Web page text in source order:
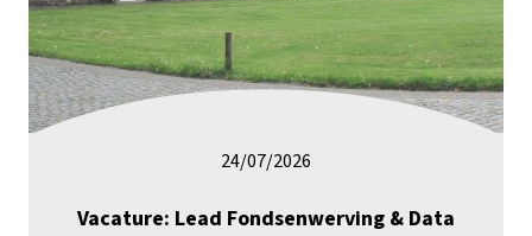
24/07/2026
Vacature: Lead Fondsenwerving & Data